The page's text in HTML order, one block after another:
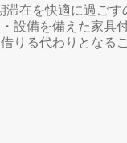
滞在を快適に過ご
設備を備えた家具
りる代わりとなる